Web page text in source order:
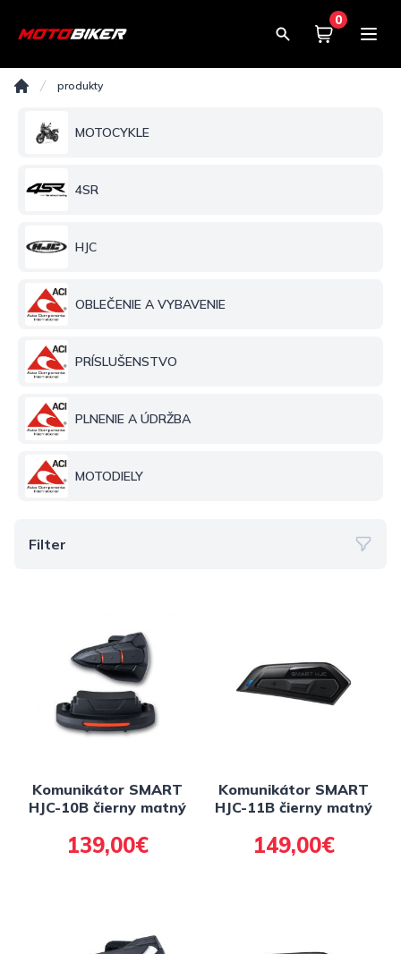
0
Košík 0,00€
Produktyprodukty
MOTOCYKLE
4SR
HJC
OBLEČENIE A VYBAVENIE
PRÍSLUŠENSTVO
PLNENIE A ÚDRŽBA
MOTODIELY
Filter
Komunikátor SMART
HJC-10B čierny matný
139,00€
Komunikátor SMART
HJC-11B čierny matný
149,00€